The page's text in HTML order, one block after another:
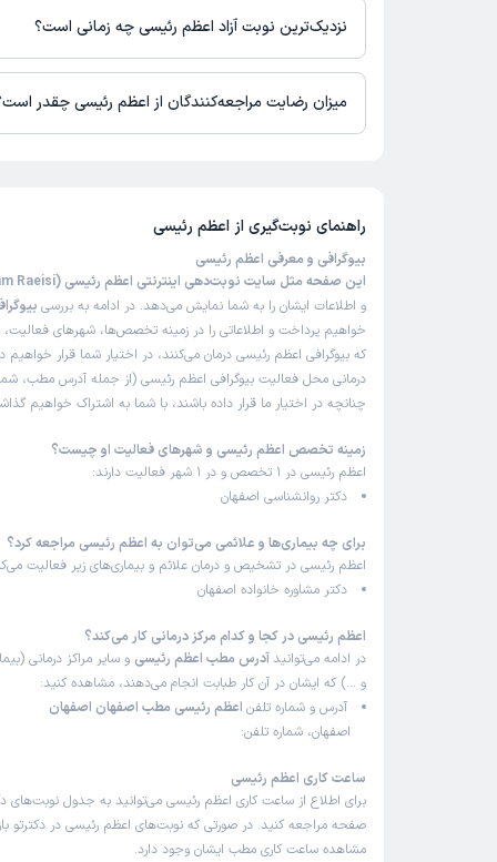
برای دریافت اطلاعات دقیق‌تر، لطفاً با مطب تماس بگیرید.
نزدیک‌ترین نوبت آزاد اعظم رئیسی چه زمانی است؟
زمان نوبت‌دهی و پذیرش بیماران با هماهنگی مطب مشخص می‌شود.
میزان رضایت مراجعه‌کنندگان از اعظم رئیسی چقدر
راهنمای نوبت‌گیری از اعظم رئیسی
بیوگرافی و معرفی اعظم رئیسی
این صفحه مثل سایت نوبت‌دهی اینترنتی اعظم رئیسی (Azam Raeisi)
و اطلاعات ایشان را به شما نمایش می‌دهد. در ادامه به بررسی
خواهیم پرداخت و اطلاعاتی را در زمینه تخصص‌ها، شهرهای فعالیت،
که بیوگرافی اعظم رئیسی درمان می‌کنند، در اختیار شما قرار خواهیم
درمانی محل فعالیت بیوگرافی اعظم رئیسی (از جمله آدرس مطب،
چنانچه در اختیار ما قرار داده باشند، با شما به اشتراک خواهیم
زمینه تخصص اعظم رئیسی و شهرهای فعالیت او چیست؟
اعظم رئیسی در 1 تخصص و در 1 شهر فعالیت دارند:
دکتر روانشناسی اصفهان
برای چه بیماری‌ها و علائمی می‌توان به اعظم رئیسی مراجعه کرد؟
اعظم رئیسی در تشخیص و درمان علائم و بیماری‌های زیر فعالیت
دکتر مشاوره خانواده اصفهان
اعظم رئیسی در کجا و کدام مرکز درمانی کار می‌کند؟
در ادامه می‌توانید آدرس مطب اعظم رئیسی و سایر مراکز درمانی
و …) که ایشان در آن کار طبابت انجام می‌دهند، مشاهده کنید:
آدرس و شماره تلفن اعظم رئیسی مطب اصفهان اصفهان
اصفهان، شماره تلفن:
ساعت کاری اعظم رئیسی
برای اطلاع از ساعت کاری اعظم رئیسی می‌توانید به جدول نوبت‌های
صفحه مراجعه کنید. در صورتی که نوبت‌های اعظم رئیسی در دکترتو
مشاهده ساعت کاری مطب ایشان وجود دارد.